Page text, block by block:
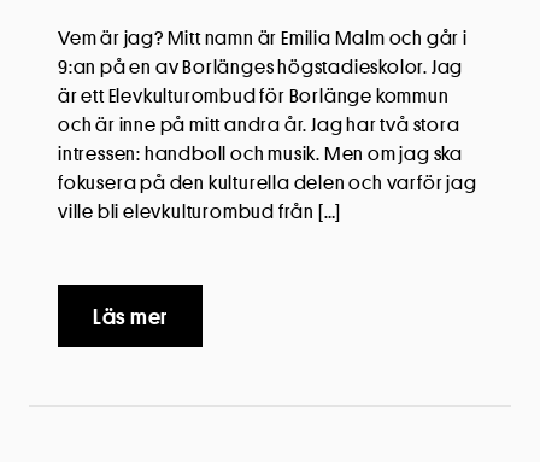
Vem är jag? Mitt namn är Emilia Malm och går i
9:an på en av Borlänges högstadieskolor. Jag
är ett Elevkulturombud för Borlänge kommun
och är inne på mitt andra år. Jag har två stora
intressen: handboll och musik. Men om jag ska
fokusera på den kulturella delen och varför jag
ville bli elevkulturombud från […]
Läs mer